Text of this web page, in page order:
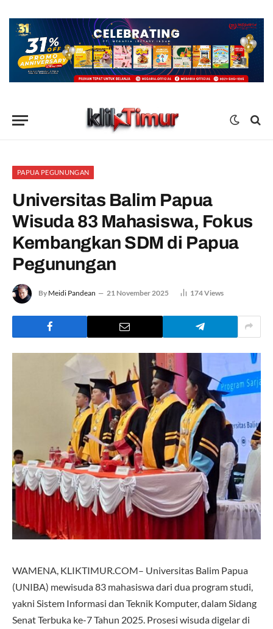
PAPUA PEGUNUNGAN
Universitas Balim Papua
Wisuda 83 Mahasiswa, Fokus
Kembangkan SDM di Papua
Pegunungan
By Meidi Pandean 21 November 2025 174Views
WAMENA, KLIKTIMUR.COM– Universitas Balim Papua
(UNIBA) mewisuda 83 mahasiswa dari dua program studi,
yakni Sistem Informasi dan Teknik Komputer, dalam Sidang
Senat Terbuka ke-7 Tahun 2025. Prosesi wisuda digelar di